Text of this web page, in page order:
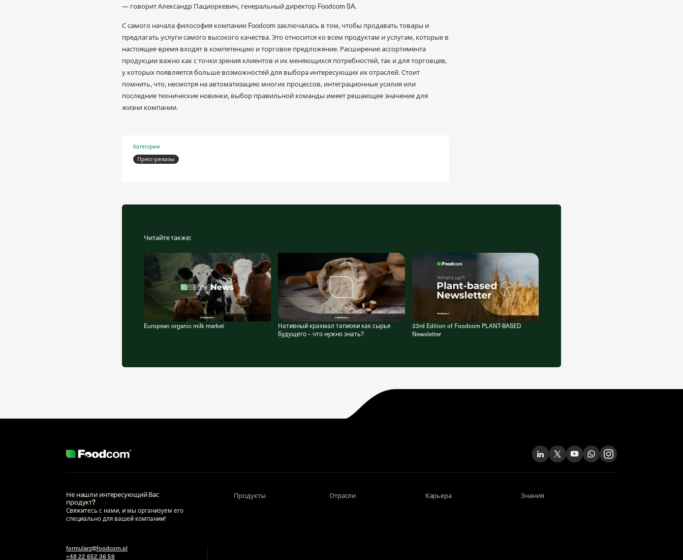
— говорит Александр Пациоркевич, генеральный директор Foodcom SA.
С самого начала философия компании Foodcom заключалась в том, чтобы продавать товары и
предлагать услуги самого высокого качества. Это относится ко всем продуктам и услугам, которые в
настоящее время входят в компетенцию и торговое предложение. Расширение ассортимента
продукции важно как с точки зрения клиентов и их меняющихся потребностей, так и для торговцев,
у которых появляется больше возможностей для выбора интересующих их отраслей. Стоит
помнить, что, несмотря на автоматизацию многих процессов, интеграционные усилия или
последние технические новинки, выбор правильной команды имеет решающее значение для
жизни компании.
Категории
Пресс-релизы
Читайте также:
European organic milk market
Нативный крахмал тапиоки как сырье
будущего – что нужно знать?
33rd Edition of Foodcom PLANT-BASED
Newsletter
Не нашли интересующий Вас
продукт?
Свяжитесь с нами, и мы организуем его
специально для вашей компании!
formularz@foodcom.pl
+48 22 652 36 59
Продукты Отрасли Карьера Знания